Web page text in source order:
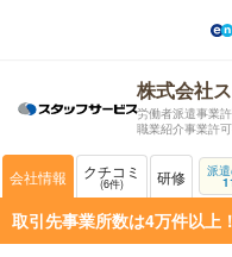
株式会社
労働者派遣事業
職業紹介事業許
会社情報 クチコミ
6件 研修 派
取引先事業所数は4万件以上